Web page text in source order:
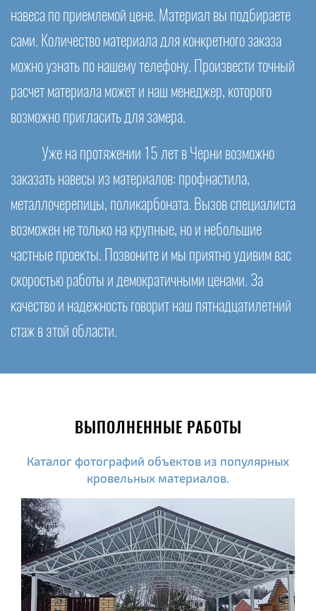
навеса по приемлемой цене. Материал вы подбираете
сами. Количество материала для конкретного заказа
можно узнать по нашему телефону. Произвести точный
расчет материала может и наш менеджер, которого
возможно пригласить для замера.
Уже на протяжении 15 лет в Черни возможно
заказать навесы из материалов: профнастила,
металлочерепицы, поликарбоната. Вызов специалиста
возможен не только на крупные, но и небольшие
частные проекты. Позвоните и мы приятно удивим вас
скоростью работы и демократичными ценами. За
качество и надежность говорит наш пятнадцатилетний
стаж в этой области.
ВЫПОЛНЕННЫЕ РАБОТЫ
Каталог фотографий объектов из популярных
кровельных материалов.